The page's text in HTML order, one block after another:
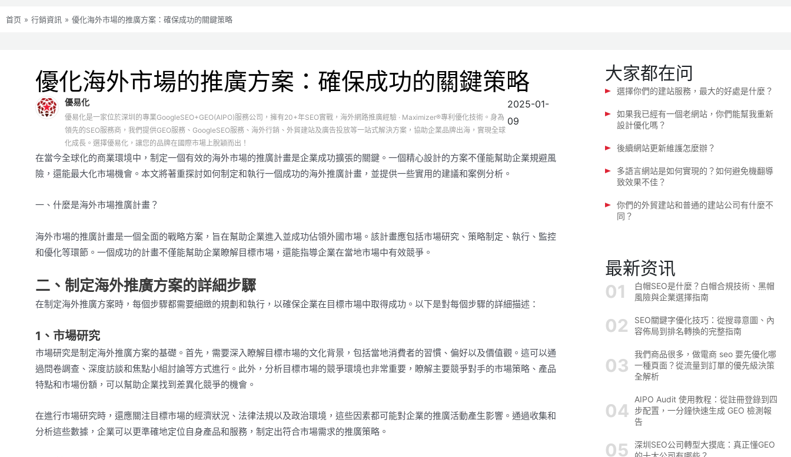
首页 » 行銷資訊 » 優化海外市場的推廣方案：確保成功的關鍵策略
優化海外市場的推廣方案：確保成功的關鍵策略
優易化
優易化是一家位於深圳的專業GoogleSEO+GEO(AIPO)服務公司，擁有20+年SEO實戰，海外網路推廣經驗 · Maximizer®專利優化技術。身為
領先的SEO服務商，我們提供GEO服務、GoogleSEO服務、海外行銷、外貿建站及廣告投放等一站式解決方案，協助企業品牌出海，實現全球
化成長。選擇優易化，讓您的品牌在國際市場上脫穎而出！
2025-01-
09
在當今全球化的商業環境中，制定一個有效的海外市場的推廣計畫是企業成功擴張的關鍵。一個精心設計的方案不僅能幫助企業規避風
險，還能最大化市場機會。本文將著重探討如何制定和執行一個成功的海外推廣計畫，並提供一些實用的建議和案例分析。
一、什麼是海外市場推廣計畫？
海外市場的推廣計畫是一個全面的戰略方案，旨在幫助企業進入並成功佔領外國市場。該計畫應包括市場研究、策略制定、執行、監控
和優化等環節。一個成功的計畫不僅能幫助企業瞭解目標市場，還能指導企業在當地市場中有效競爭。
二、制定海外推廣方案的詳細步驟
在制定海外推廣方案時，每個步驟都需要細緻的規劃和執行，以確保企業在目標市場中取得成功。以下是對每個步驟的詳細描述：
1、市場研究
市場研究是制定海外推廣方案的基礎。首先，需要深入瞭解目標市場的文化背景，包括當地消費者的習慣、偏好以及價值觀。這可以通
過問卷調查、深度訪談和焦點小組討論等方式進行。此外，分析目標市場的競爭環境也非常重要，瞭解主要競爭對手的市場策略、產品
特點和市場份額，可以幫助企業找到差異化競爭的機會。
在進行市場研究時，還應關注目標市場的經濟狀況、法律法規以及政治環境，這些因素都可能對企業的推廣活動產生影響。通過收集和
分析這些數據，企業可以更準確地定位自身產品和服務，制定出符合市場需求的推廣策略。
大家都在问
選擇你們的建站服務，最大的好處是什麼？
如果我已經有一個老網站，你們能幫我重新
設計優化嗎？
後續網站更新維護怎麼辦？
多語言網站是如何實現的？如何避免機翻導
致效果不佳？
你們的外貿建站和普通的建站公司有什麼不
同？
最新资讯
白帽SEO是什麼？白帽合規技術、黑帽
風險與企業選擇指南
SEO關鍵字優化技巧：從搜尋意圖、內
容佈局到排名轉換的完整指南
我們商品很多，做電商 seo 要先優化哪
一種頁面？從流量到訂單的優先級決策
全解析
AIPO Audit 使用教程：從註冊登錄到四
步配置，一分鐘快速生成 GEO 檢測報
告
深圳SEO公司轉型大摸底：真正懂GEO